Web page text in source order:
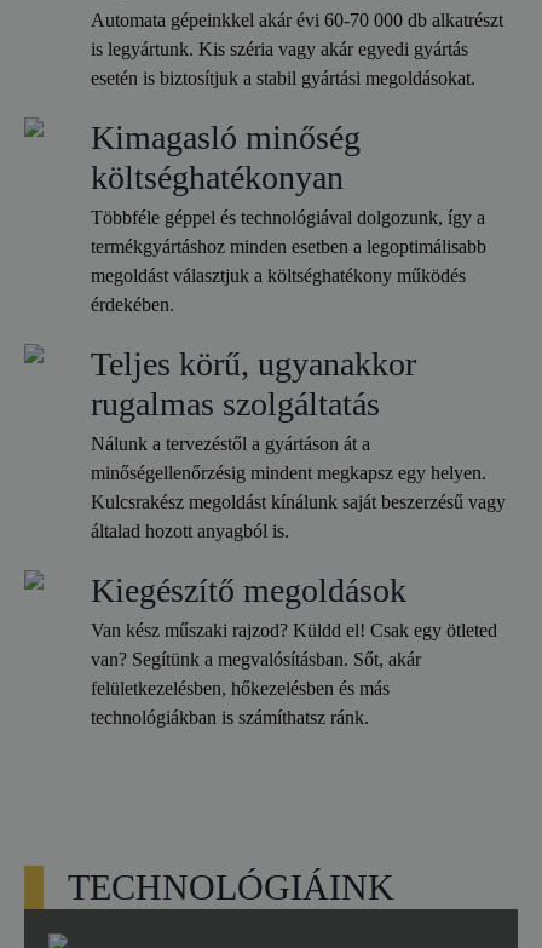
Automata gépeinkkel akár évi 60-70 000 db alkatrészt
is legyártunk. Kis széria vagy akár egyedi gyártás
esetén is biztosítjuk a stabil gyártási megoldásokat.
Kimagasló minőség
költséghatékonyan
Többféle géppel és technológiával dolgozunk, így a
termékgyártáshoz minden esetben a legoptimálisabb
megoldást választjuk a költséghatékony működés
érdekében.
Teljes körű, ugyanakkor
rugalmas szolgáltatás
Nálunk a tervezéstől a gyártáson át a
minőségellenőrzésig mindent megkapsz egy helyen.
Kulcsrakész megoldást kínálunk saját beszerzésű vagy
általad hozott anyagból is.
Kiegészítő megoldások
Van kész műszaki rajzod? Küldd el! Csak egy ötleted
van? Segítünk a megvalósításban. Sőt, akár
felületkezelésben, hőkezelésben és más
technológiákban is számíthatsz ránk.
TECHNOLÓGIÁINK